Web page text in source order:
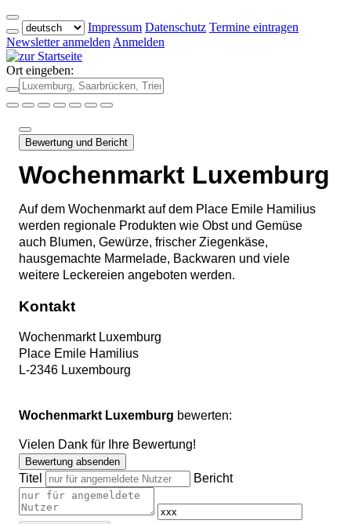
Impressum Datenschutz Termine eintragen
Newsletter anmelden Anmelden
Ort eingeben:
Bewertung und Bericht
Wochenmarkt Luxemburg
Auf dem Wochenmarkt auf dem Place Emile Hamilius
werden regionale Produkten wie Obst und Gemüse
auch Blumen, Gewürze, frischer Ziegenkäse,
hausgemachte Marmelade, Backwaren und viele
weitere Leckereien angeboten werden.
Kontakt
Wochenmarkt Luxemburg
Place Emile Hamilius
L-2346 Luxembourg
Wochenmarkt Luxemburg bewerten:
Vielen Dank für Ihre Bewertung!
Bewertung absenden
Titel Bericht